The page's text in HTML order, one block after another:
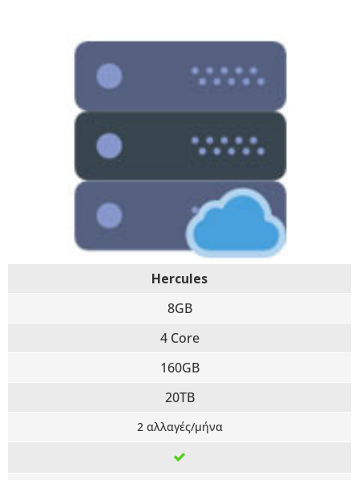
Hercules
8GB
4 Core
160GB
20TB
2 αλλαγές/μήνα